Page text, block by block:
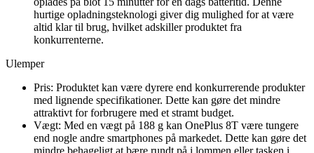
hurtige opladningsteknologi giver dig mulighed for at være
altid klar til brug, hvilket adskiller produktet fra
konkurrenterne.
Ulemper
Pris: Produktet kan være dyrere end konkurrerende produkter
med lignende specifikationer. Dette kan gøre det mindre
attraktivt for forbrugere med et stramt budget.
Vægt: Med en vægt på 188 g kan OnePlus 8T være tungere
end nogle andre smartphones på markedet. Dette kan gøre det
mindre behageligt at bære rundt på i lommen eller tasken i